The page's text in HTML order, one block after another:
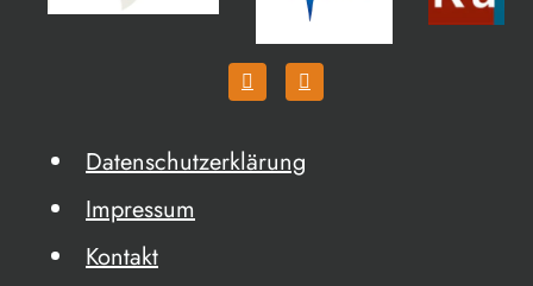
Datenschutzerklärung
Impressum
Kontakt